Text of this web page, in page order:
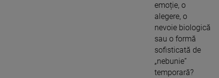
emoție, o
alegere, o
nevoie biologică
sau o formă
sofisticată de
„nebunie”
temporară?